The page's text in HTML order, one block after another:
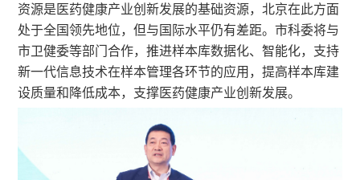
资源是医药健康产业创新发展的基础资源，北京在此方面
处于全国领先地位，但与国际水平仍有差距。市科委将与
市卫健委等部门合作，推进样本库数据化、智能化，支持
新一代信息技术在样本管理各环节的应用，提高样本库建
设质量和降低成本，支撑医药健康产业创新发展。